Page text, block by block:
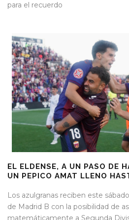
para el recuerdo
EL ELDENSE, A UN PASO DE
UN PEPICO AMAT LLENO
Los azulgranas reciben este
de Madrid B con la posibilidad de
matemáticamente a Segunda